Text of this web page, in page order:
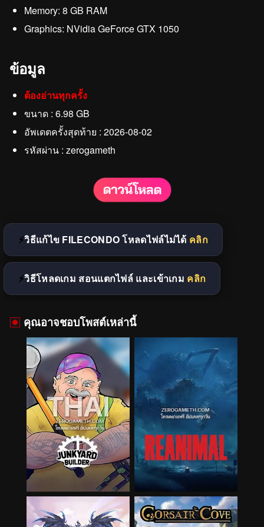
Memory: 8 GB RAM
Graphics: NVidia GeForce GTX 1050
ข้อมูล
ต้องอ่านทุกครั้ง
ขนาด : 6.98 GB
อัพเดตครั้งสุดท้าย : 2026-08-02
รหัสผ่าน : zerogameth
วิธีแก้ไข FILECONDO โหลดไฟล์ไม่ได้ คลิก
วิธีโหลดเกม สอนแตกไฟล์ และเข้าเกม คลิก
คุณอาจชอบโพสต์เหล่านี้